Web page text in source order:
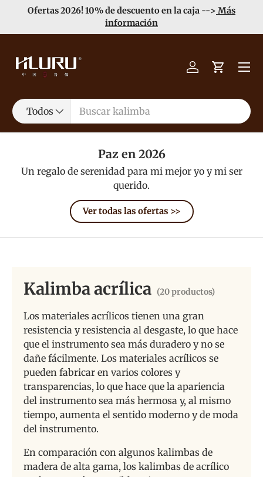
Ofertas 2026! 10% de descuento en la caja --> Más
información
Buscar
Tipo de producto
Todos
Iniciar sesión
Carrito
Menú
Paz en 2026
Un regalo de serenidad para mi mejor yo y mi ser
querido.
Ver todas las ofertas >>
Kalimba acrílica (20 productos)
Los materiales acrílicos tienen una gran
resistencia y resistencia al desgaste, lo que hace
que el instrumento sea más duradero y no se
dañe fácilmente. Los materiales acrílicos se
pueden fabricar en varios colores y
transparencias, lo que hace que la apariencia
del instrumento sea más hermosa y, al mismo
tiempo, aumenta el sentido moderno y de moda
del instrumento.
En comparación con algunos kalimbas de
madera de alta gama, los kalimbas de acrílico